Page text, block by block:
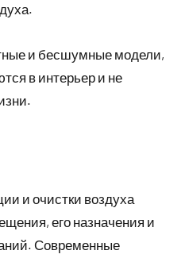
и бесшумные модели,
в интерьер и не
и очистки воздуха
его назначения и
Современные